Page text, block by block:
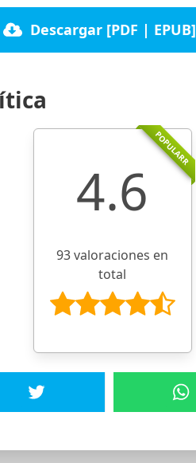
Descargar [PDF | EPUB]
POPULARR
4.6
93 valoraciones en
total